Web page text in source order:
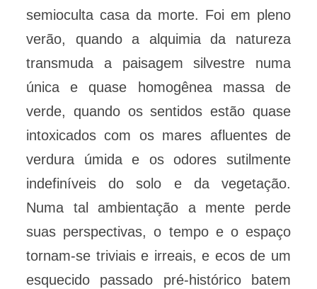
semioculta casa da morte. Foi em pleno
verão, quando a alquimia da natureza
transmuda a paisagem silvestre numa
única e quase homogênea massa de
verde, quando os sentidos estão quase
intoxicados com os mares afluentes de
verdura úmida e os odores sutilmente
indefiníveis do solo e da vegetação.
Numa tal ambientação a mente perde
suas perspectivas, o tempo e o espaço
tornam-se triviais e irreais, e ecos de um
esquecido passado pré-histórico batem